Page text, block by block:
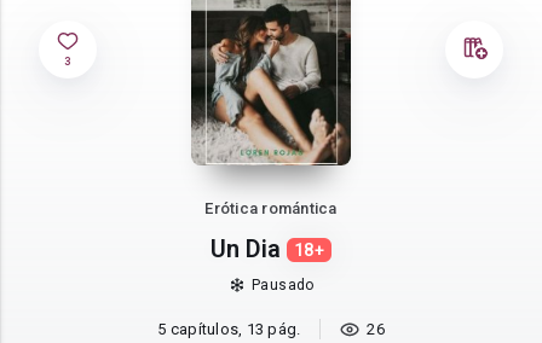
3
Erótica romántica
Un Dia 18+
Pausado
5 capítulos, 13 pág. 26